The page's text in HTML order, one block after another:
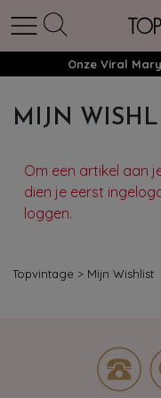
Onze Viral
MIJN
Om een artikel aan
dien je eerst
loggen.
Topvintage > Mijn Wishlist